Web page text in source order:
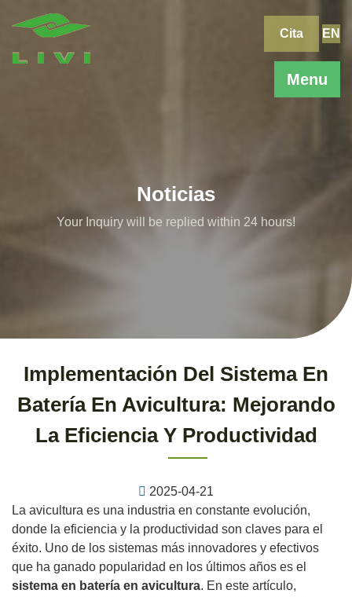
Menu
Cita EN
Noticias
Your Inquiry will be replied within 24 hours!
Implementación Del Sistema En
Batería En Avicultura: Mejorando
La Eficiencia Y Productividad
2025-04-21
La avicultura es una industria en constante evolución,
donde la eficiencia y la productividad son claves para el
éxito. Uno de los sistemas más innovadores y efectivos
que ha ganado popularidad en los últimos años es el
sistema en batería en avicultura. En este artículo,